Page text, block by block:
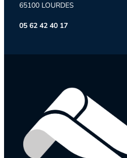
65100 LOURDES
05 62 42 40 17